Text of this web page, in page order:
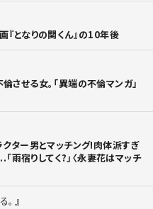
『となりの関くん』の10年後
せる女。「異端の不倫マンガ」
クター男とマッチング!肉体派すぎ
雨宿りしてく?」〈永妻花はマッチ
。